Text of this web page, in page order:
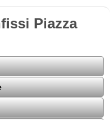
Piazza